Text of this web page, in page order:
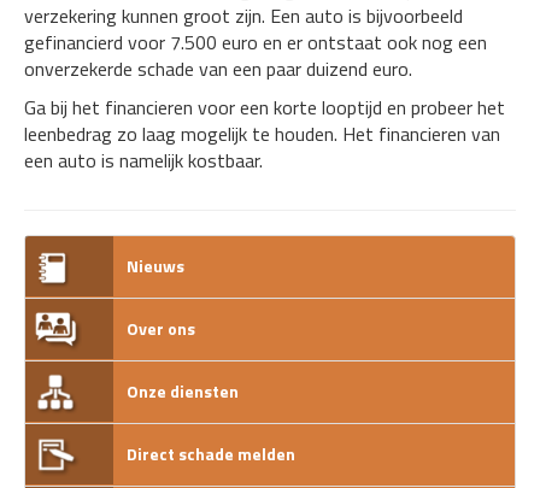
verzekering kunnen groot zijn. Een auto is bijvoorbeeld
gefinancierd voor 7.500 euro en er ontstaat ook nog een
onverzekerde schade van een paar duizend euro.
Ga bij het financieren voor een korte looptijd en probeer het
leenbedrag zo laag mogelijk te houden. Het financieren van
een auto is namelijk kostbaar.
Nieuws
Over ons
Onze diensten
Direct schade melden